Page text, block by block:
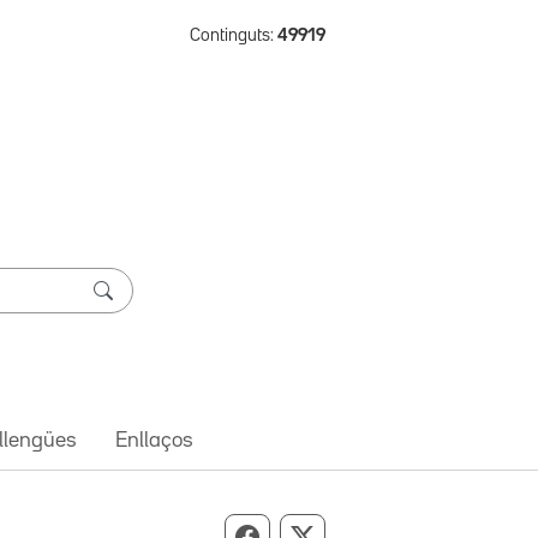
Continguts: 49919
Enllaços